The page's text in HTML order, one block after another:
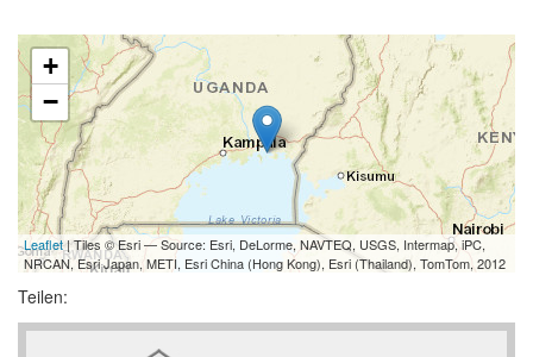
+
−
Leaflet| Tiles © Esri — Source: Esri, DeLorme, NAVTEQ, USGS, Intermap, iPC,
NRCAN, Esri Japan, METI, Esri China (Hong Kong), Esri (Thailand), TomTom, 2012
Teilen: